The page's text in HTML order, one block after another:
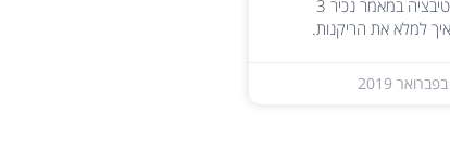
משמעות, התלהבות ומוטיבציה במאמר נכיר 3
למלא את הריקנות.